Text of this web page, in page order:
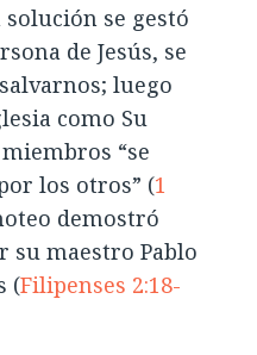
solución se gestó
de Jesús, se
luego
como Su
“se
los otros” (1
demostró
su maestro Pablo
(Filipenses 2:18-